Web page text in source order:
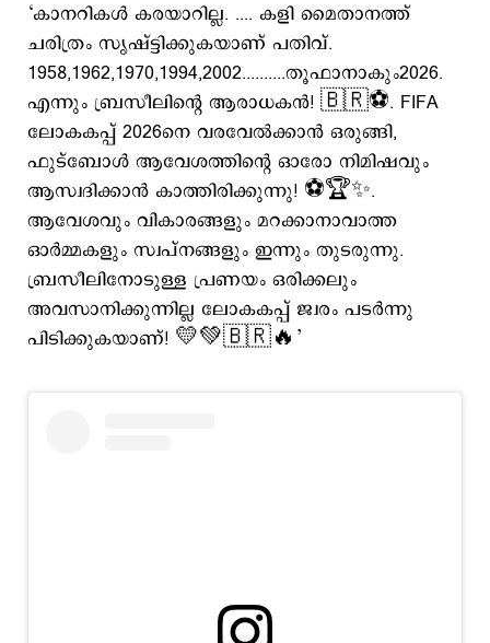
‘കാനറികൾ കരയാറില്ല. .... കളി മൈതാനത്ത്
ചരിത്രം സൃഷ്ട്ടിക്കുകയാണ് പതിവ്.
1958,1962,1970,1994,2002..........തൂഫാനാകും2026.
എന്നും ബ്രസീലിന്‍റെ ആരാധകൻ! 🇧🇷⚽. FIFA
ലോകകപ്പ് 2026നെ വരവേൽക്കാൻ ഒരുങ്ങി,
ഫുട്ബോൾ ആവേശത്തിന്റെ ഓരോ നിമിഷവും
ആസ്വദിക്കാൻ കാത്തിരിക്കുന്നു! ⚽🏆✨.
ആവേശവും വികാരങ്ങളും മറക്കാനാവാത്ത
ഓർമ്മകളും സ്വപ്നങ്ങളും ഇന്നും തുടരുന്നു.
ബ്രസീലിനോടുള്ള പ്രണയം ഒരിക്കലും
അവസാനിക്കുന്നില്ല ലോകകപ്പ് ജ്വരം പടർന്നു
പിടിക്കുകയാണ്! 💛💚🇧🇷🔥’